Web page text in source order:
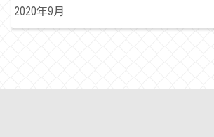
2020年9月